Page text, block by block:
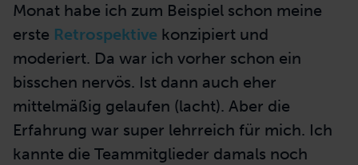
Monat habe ich zum Beispiel schon meine
erste Retrospektive konzipiert und
moderiert. Da war ich vorher schon ein
bisschen nervös. Ist dann auch eher
mittelmäßig gelaufen (lacht). Aber die
Erfahrung war super lehrreich für mich. Ich
kannte die Teammitglieder damals noch